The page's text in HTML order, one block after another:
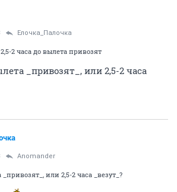
Ёлочка_Палочка
2 часа до вылета привозят
_привозят_, или 2,5-2 часа
Anomander
или 2,5-2 часа _везут_?